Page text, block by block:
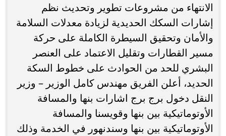
الانتهاء من مشروعات تطوير وتحديث نظم
إشارات السكك الحديدية لزيادة معدلات السلامة
والأمان وتحقيق السيطرة الكاملة على حركة
مسير القطارات وتقليل الاعتماد على العنصر
البشري للحد من الحوادث على خطوط السكة
الحديد، أعلن الفريق مهندس كامل الوزير – وزير
النقل دخول برج برج اشارات بنها والمسافة
الأوتوماتيكية بين بنها وقويسنا والمسافة
الأوتوماتيكية بين بنها وسندنهور في الخدمة وذلك